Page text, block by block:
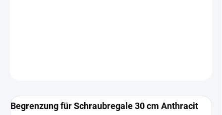
Begrenzung für Schraubregale 30 cm Anthracit